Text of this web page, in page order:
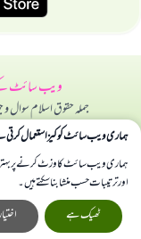
ویب سائٹ
جملہ حقوق اسلام سوال و
ہماری ویب سائٹ کوکیز استعمال
ہماری ویب سائٹ کا وزٹ کرنے پر
اور ترتیبات حسب منشا بنا سکتے ہیں۔
ٹھیک ہے